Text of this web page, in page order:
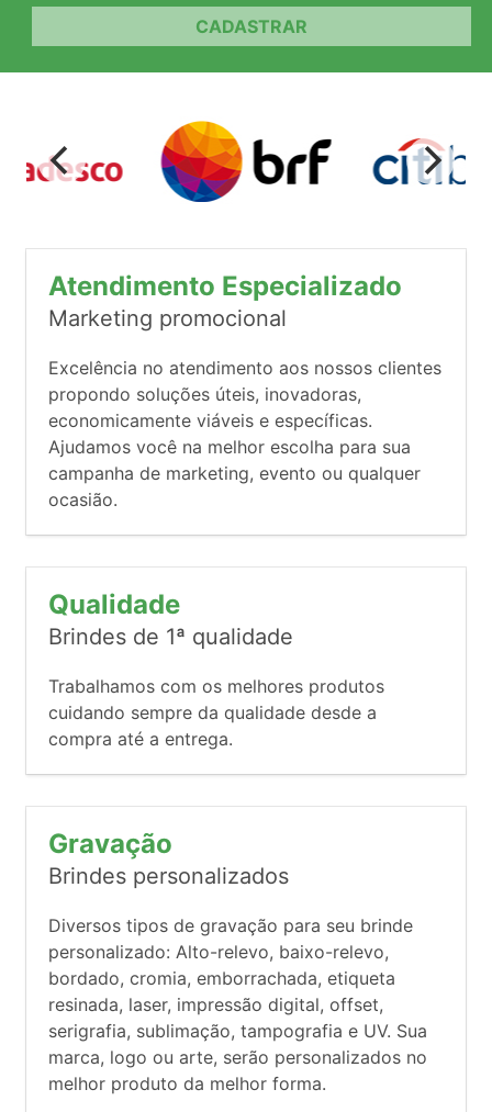
CADASTRAR
Atendimento Especializado
Marketing promocional
Excelência no atendimento aos nossos clientes
propondo soluções úteis, inovadoras,
economicamente viáveis e específicas.
Ajudamos você na melhor escolha para sua
campanha de marketing, evento ou qualquer
ocasião.
Qualidade
Brindes de 1ª qualidade
Trabalhamos com os melhores produtos
cuidando sempre da qualidade desde a
compra até a entrega.
Gravação
Brindes personalizados
Diversos tipos de gravação para seu brinde
personalizado: Alto-relevo, baixo-relevo,
bordado, cromia, emborrachada, etiqueta
resinada, laser, impressão digital, offset,
serigrafia, sublimação, tampografia e UV. Sua
marca, logo ou arte, serão personalizados no
melhor produto da melhor forma.